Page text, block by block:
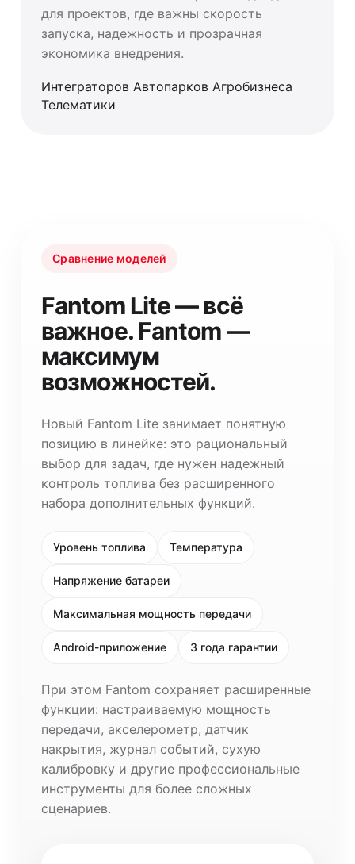
для проектов, где важны скорость
запуска, надежность и прозрачная
экономика внедрения.
Интеграторов Автопарков Агробизнеса
Телематики
Сравнение моделей
Fantom Lite — всё
важное. Fantom —
максимум
возможностей.
Новый Fantom Lite занимает понятную
позицию в линейке: это рациональный
выбор для задач, где нужен надежный
контроль топлива без расширенного
набора дополнительных функций.
Уровень топлива Температура
Напряжение батареи
Максимальная мощность передачи
Android-приложение 3 года гарантии
При этом Fantom сохраняет расширенные
функции: настраиваемую мощность
передачи, акселерометр, датчик
накрытия, журнал событий, сухую
калибровку и другие профессиональные
инструменты для более сложных
сценариев.